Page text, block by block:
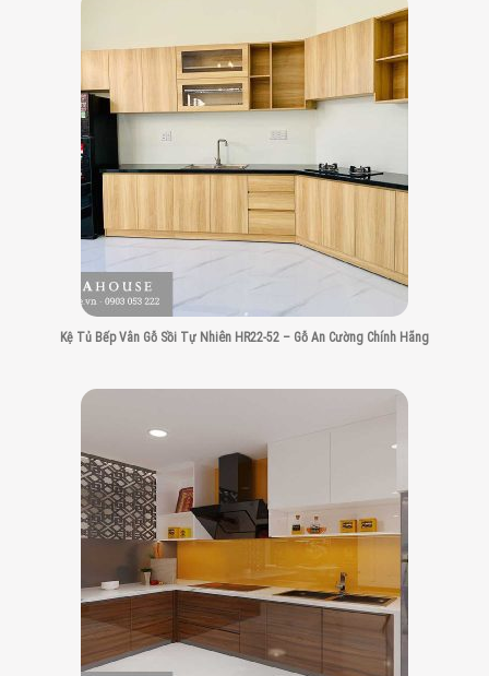
Kệ Tủ Bếp Vân Gỗ Sồi Tự Nhiên HR22-52 – Gỗ An Cường Chính Hãng